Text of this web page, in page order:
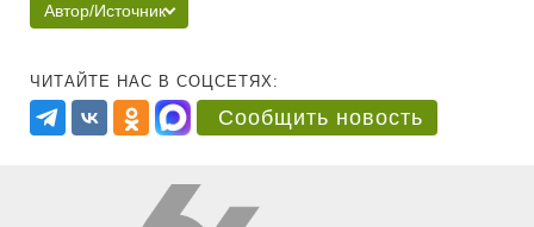
Автор/Источник
ЧИТАЙТЕ НАС В СОЦСЕТЯХ:
Сообщить новость